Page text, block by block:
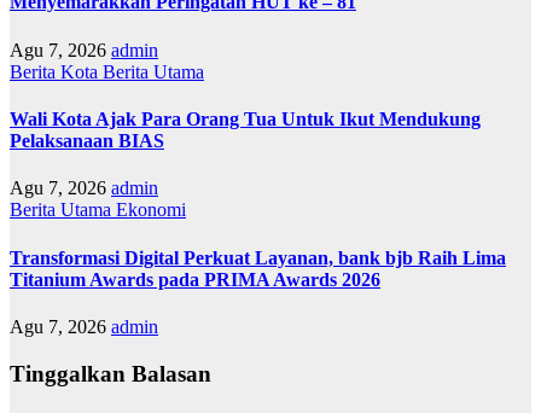
Agu 7, 2026 admin
Berita Kota Berita Utama
Wali Kota Ajak Para Orang Tua Untuk Ikut Mendukung
Pelaksanaan BIAS
Agu 7, 2026 admin
Berita Utama Ekonomi
Transformasi Digital Perkuat Layanan, bank bjb Raih Lima
Titanium Awards pada PRIMA Awards 2026
Agu 7, 2026 admin
Tinggalkan Balasan